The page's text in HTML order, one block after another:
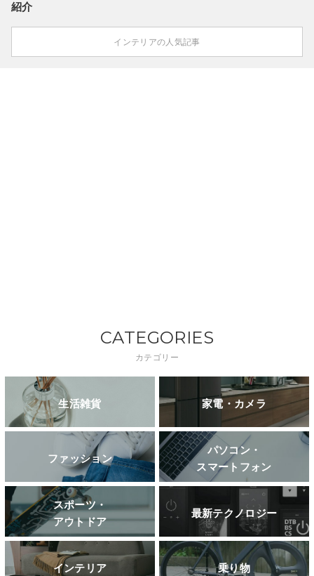
紹介
インテリアの人気記事
CATEGORIES
カテゴリー
生活雑貨 家電・カメラ
ファッション
パソコン・
スマートフォン
スポーツ・
アウトドア
最新テクノロジー
インテリア 乗り物